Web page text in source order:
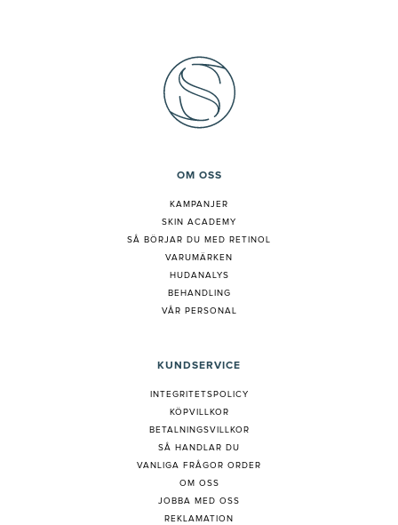
OM OSS
KAMPANJER
SKIN ACADEMY
SÅ BÖRJAR DU MED RETINOL
VARUMÄRKEN
HUDANALYS
BEHANDLING
VÅR PERSONAL
KUNDSERVICE
INTEGRITETSPOLICY
KÖPVILLKOR
BETALNINGSVILLKOR
SÅ HANDLAR DU
VANLIGA FRÅGOR ORDER
OM OSS
JOBBA MED OSS
REKLAMATION